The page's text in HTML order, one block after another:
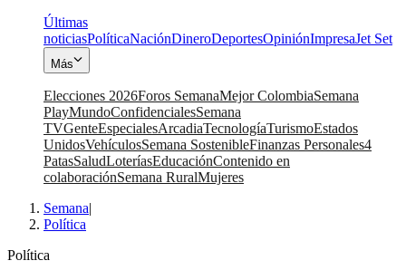
Últimas
noticiasPolíticaNaciónDineroDeportesOpiniónImpresaJet Set
Más
Elecciones 2026Foros SemanaMejor ColombiaSemana
PlayMundoConfidencialesSemana
TVGenteEspecialesArcadiaTecnologíaTurismoEstados
UnidosVehículosSemana SostenibleFinanzas Personales4
PatasSaludLoteríasEducaciónContenido en
colaboraciónSemana RuralMujeres
Semana|
Política
Política